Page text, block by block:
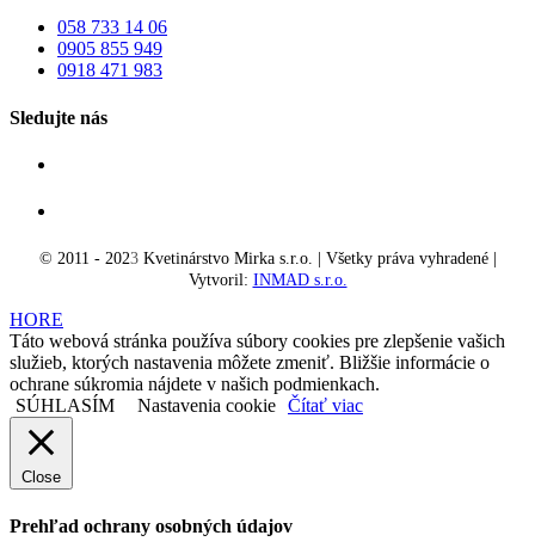
058 733 14 06
0905 855 949
0918 471 983
Sledujte nás
© 2011 - 2023Kvetinárstvo Mirka s.r.o. | Všetky práva vyhradené |
Vytvoril: INMAD s.r.o.
HORE
Táto webová stránka používa súbory cookies pre zlepšenie vašich
služieb, ktorých nastavenia môžete zmeniť. Bližšie informácie o
ochrane súkromia nájdete v našich podmienkach.
SÚHLASÍM
Nastavenia cookie Čítať viac
Close
Prehľad ochrany osobných údajov